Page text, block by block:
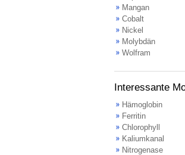
Mangan
Cobalt
Nickel
Molybdän
Wolfram
Interessante
Hämoglobin
Ferritin
Chlorophyll
Kaliumkanal
Nitrogenase